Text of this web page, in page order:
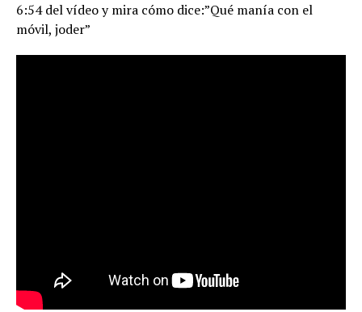
6:54 del vídeo y mira cómo dice:”Qué manía con el
móvil, joder”